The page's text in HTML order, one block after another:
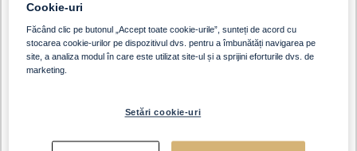
Cookie-uri
Făcând clic pe butonul „Accept toate cookie-urile”, sunteți de acord cu
stocarea cookie-urilor pe dispozitivul dvs. pentru a îmbunătăți navigarea pe
site, a analiza modul în care este utilizat site-ul și a sprijini eforturile dvs. de
marketing.
Setări cookie-uri